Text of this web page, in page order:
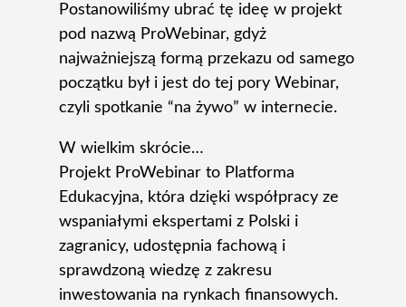
Postanowiliśmy ubrać tę ideę w projekt
pod nazwą ProWebinar, gdyż
najważniejszą formą przekazu od samego
początku był i jest do tej pory Webinar,
czyli spotkanie “na żywo” w internecie.
W wielkim skrócie…
Projekt ProWebinar to Platforma
Edukacyjna, która dzięki współpracy ze
wspaniałymi ekspertami z Polski i
zagranicy, udostępnia fachową i
sprawdzoną wiedzę z zakresu
inwestowania na rynkach finansowych.